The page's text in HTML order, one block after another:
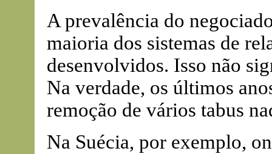
A prevalência do
maioria dos sistemas de
desenvolvidos. Isso não
Na verdade, os últimos
remoção de vários tabus
Na Suécia, por exemplo,